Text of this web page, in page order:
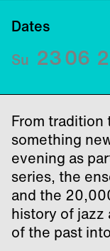
Dates
Su 2306
From
something
evening as
series, the
and the
history of jazz
of the past